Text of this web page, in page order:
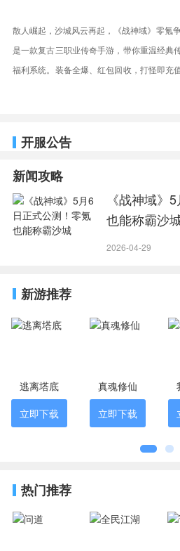
散人崛起，沙城风云再起，《战神域》零氪
是一款复古三职业传奇手游，带你重温经典
福利系统。装备全爆、红包回收，打怪即充
包，红包直接激活累计充值活动，攻速、
开服公告
新闻攻略
《战神域》
也能称霸沙
2026-04-29
新游推荐
逃离塔底
立即下载
真魂修仙
立即下载
热门推荐